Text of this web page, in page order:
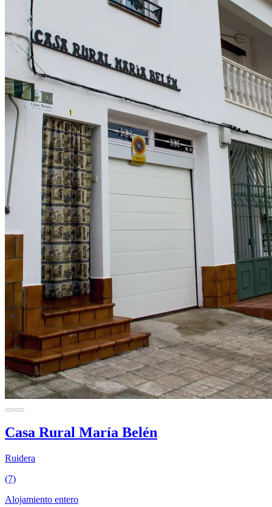
Casa Rural María Belén
Ruidera
(7)
Alojamiento entero